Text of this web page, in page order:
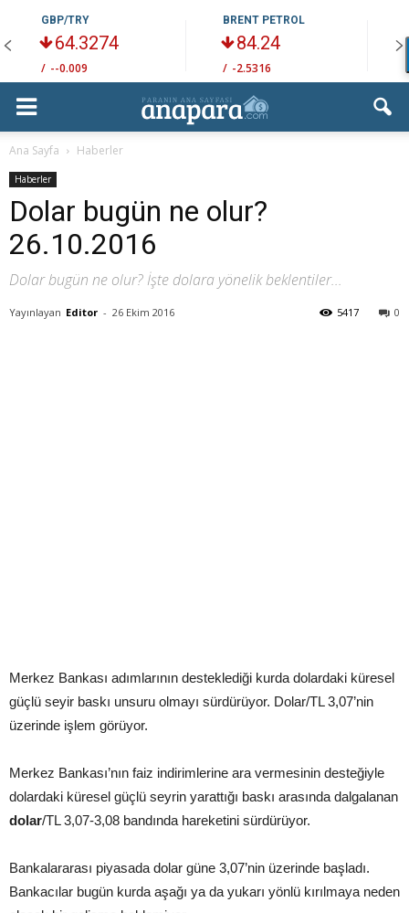
GBP/TRY
64.3274
/ --0.009
BRENT PETROL
84.24
/ -2.5316 /
Ana Sayfa Haberler
Haberler
Dolar bugün ne olur?
26.10.2016
Dolar bugün ne olur? İşte dolara yönelik beklentiler...
Yayınlayan Editor - 26 Ekim 2016 0
5417
Merkez Bankası adımlarının desteklediği kurda dolardaki küresel
güçlü seyir baskı unsuru olmayı sürdürüyor. Dolar/TL 3,07’nin
üzerinde işlem görüyor.
Merkez Bankası’nın faiz indirimlerine ara vermesinin desteğiyle
dolardaki küresel güçlü seyrin yarattığı baskı arasında dalgalanan
dolar/TL 3,07-3,08 bandında hareketini sürdürüyor.
Bankalararası piyasada dolar güne 3,07’nin üzerinde başladı.
Bankacılar bugün kurda aşağı ya da yukarı yönlü kırılmaya neden